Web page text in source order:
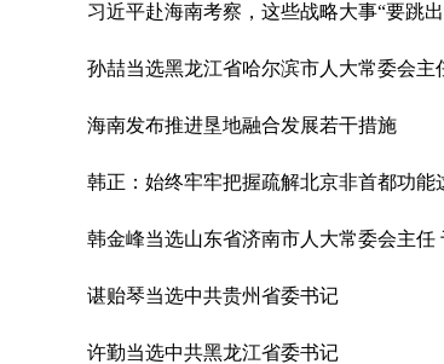
习近平赴海南考察，这些战略大事“要跳
孙喆当选黑龙江省哈尔滨市人大常委会
海南发布推进垦地融合发展若干措施
韩正：始终牢牢把握疏解北京非首都功能
韩金峰当选山东省济南市人大常委会主任
谌贻琴当选中共贵州省委书记
许勤当选中共黑龙江省委书记